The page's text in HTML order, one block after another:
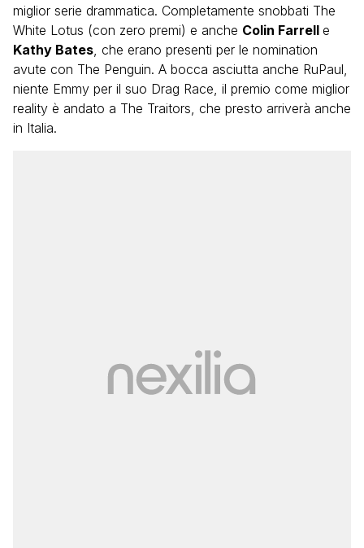
miglior serie drammatica. Completamente snobbati The
White Lotus (con zero premi) e anche Colin Farrell e
Kathy Bates, che erano presenti per le nomination
avute con The Penguin. A bocca asciutta anche RuPaul,
niente Emmy per il suo Drag Race, il premio come miglior
reality è andato a The Traitors, che presto arriverà anche
in Italia.